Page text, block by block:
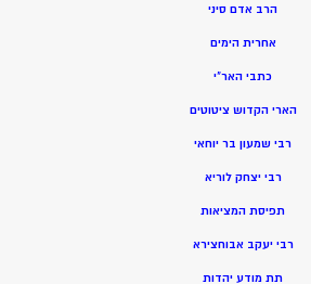
הרב אדם סיני
אחרית הימים
כתבי האר”י
הארי הקדוש ציטוטים
רבי שמעון בר יוחאי
רבי יצחק לוריא
תפיסת המציאות
רבי יעקב אבוחצירא
תת מודע יהדות